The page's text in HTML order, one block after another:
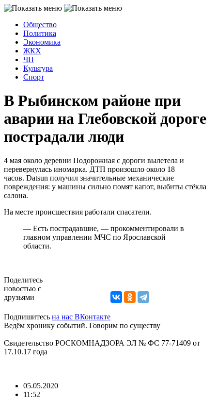
Общество
Политика
Экономика
ЖКХ
ЧП
Культура
Спорт
В Рыбинском районе при
аварии на Глебовской дороге
пострадали люди
4 мая около деревни Подорожная с дороги вылетела и
перевернулась иномарка. ДТП произошло около 18
часов. Datsun получил значительные механические
повреждения: у машины сильно помят капот, выбиты стёкла
салона.
На месте происшествия работали спасатели.
— Есть пострадавшие, — прокомментировали в
главном управлении МЧС по Ярославской
области.
Поделитесь
новостью с
друзьями
Подпишитесь на нас ВКонтакте
Ведём хронику событий. Говорим по существу
Свидетельство РОСКОМНАДЗОРА ЭЛ № ФС 77-71409 от
17.10.17 года
05.05.2020
11:52